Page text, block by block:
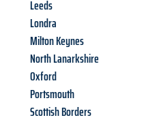
Leeds
Londra
Milton Keynes
North Lanarkshire
Oxford
Portsmouth
Scottish Borders